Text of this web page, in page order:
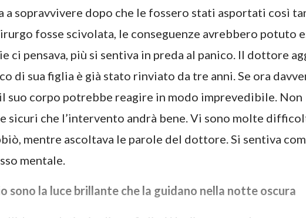
a sopravvivere dopo che le fossero stati asportati così
fosse scivolata, le conseguenze avrebbero potuto
ci pensava, più si sentiva in preda al panico. Il dottore
di sua figlia è già stato rinviato da tre anni. Se ora
suo corpo potrebbe reagire in modo imprevedibile. Non
sicuri che l’intervento andrà bene. Vi sono molte
mentre ascoltava le parole del dottore. Si sentiva
mentale.
sono la luce brillante che la guidano nella notte oscura